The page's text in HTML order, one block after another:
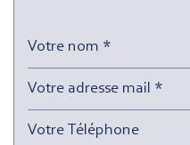
Enseignement supérieur